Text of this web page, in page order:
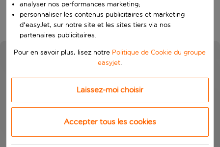
Rechercher
analyser nos performances marketing;
personnaliser les contenus publicitaires et marketing
d'easyJet, sur notre site et les sites tiers via nos
partenaires publicitaires.
Pour en savoir plus, lisez notre Politique de Cookie du groupe
easyjet.
Laissez-moi choisir
Accepter tous les cookies